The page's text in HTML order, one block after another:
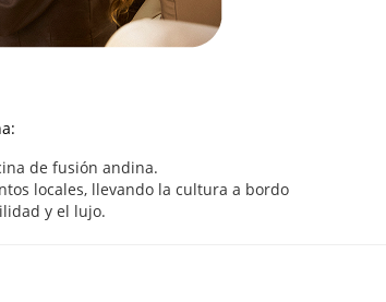
de fusión andina.
locales, llevando la cultura a bordo
y el lujo.